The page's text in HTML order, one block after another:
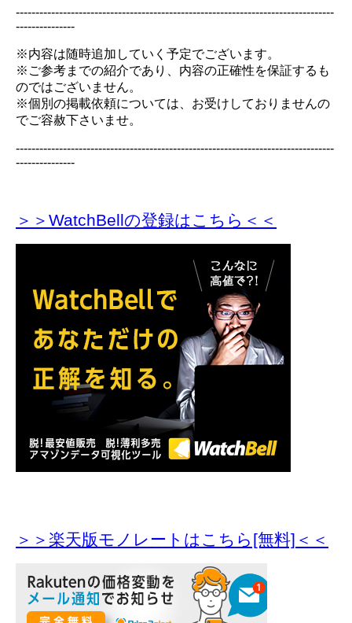
---------------------------------------------------------------------------------
---------------
※内容は随時追加していく予定でございます。
※ご参考までの紹介であり、内容の正確性を保証するも
のではございません。
※個別の掲載依頼については、お受けしておりませんの
でご容赦下さいませ。
---------------------------------------------------------------------------------
---------------
＞＞WatchBellの登録はこちら＜＜
＞＞楽天版モノレートはこちら[無料]＜＜